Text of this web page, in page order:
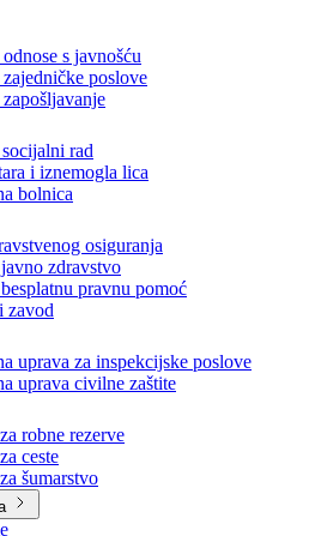
s javnošću
poslove
rad
i iznemogla lica
bolnica
osiguranja
zdravstvo
pravnu pomoć
zavod
uprava za inspekcijske poslove
uprava civilne zaštite
robne rezerve
ceste